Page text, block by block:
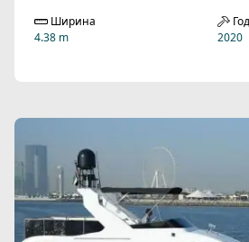
Ширина
4.38 m
Год
2020